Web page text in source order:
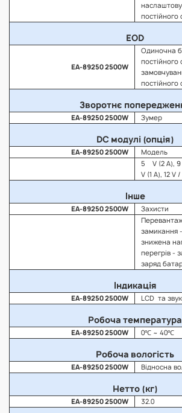
постійного
EOD
EA-89250 2500W
Одиночна
постійного
постійного
Зворотнє
EA-89250 2500W Зумер
DC модулі (опція)
EA-89250 2500W
Модель
5 V (2 A), 9
V (1 A), 12 V
Інше
EA-89250 2500W
Захисти
замикання
знижена
перегрів -
заряд
Індикація
EA-89250 2500W LCD та
Робоча температура
EA-89250 2500W 0℃ ~ 40℃
Робоча вологість
EA-89250 2500W Відносна
Нетто (кг)
EA-89250 2500W 32.0